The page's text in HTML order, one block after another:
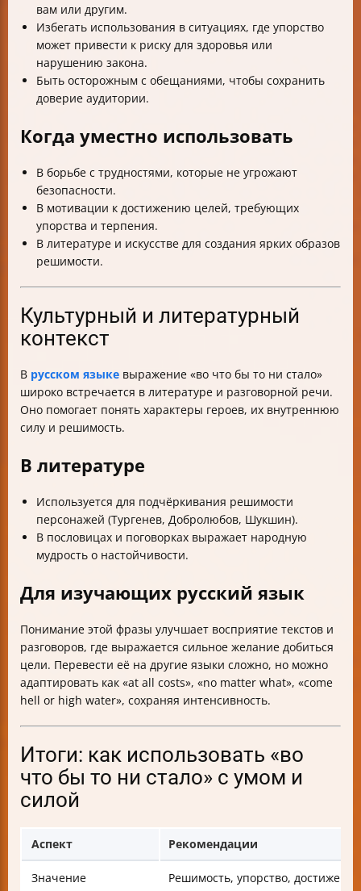
вам или другим.
Избегать использования в ситуациях, где упорство
может привести к риску для здоровья или
нарушению закона.
Быть осторожным с обещаниями, чтобы сохранить
доверие аудитории.
Когда уместно использовать
В борьбе с трудностями, которые не угрожают
безопасности.
В мотивации к достижению целей, требующих
упорства и терпения.
В литературе и искусстве для создания ярких образов
решимости.
Культурный и литературный
контекст
В русском языке выражение «во что бы то ни стало»
широко встречается в литературе и разговорной речи.
Оно помогает понять характеры героев, их внутреннюю
силу и решимость.
В литературе
Используется для подчёркивания решимости
персонажей (Тургенев, Добролюбов, Шукшин).
В пословицах и поговорках выражает народную
мудрость о настойчивости.
Для изучающих русский язык
Понимание этой фразы улучшает восприятие текстов и
разговоров, где выражается сильное желание добиться
цели. Перевести её на другие языки сложно, но можно
адаптировать как «at all costs», «no matter what», «come
hell or high water», сохраняя интенсивность.
Итоги: как использовать «во
что бы то ни стало» с умом и
силой
Аспект Рекомендации
Значение Решимость, упорство,